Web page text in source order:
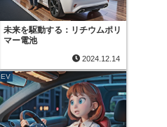
未来を駆動する：リチウムポリ
マー電池
2024.12.14
EV